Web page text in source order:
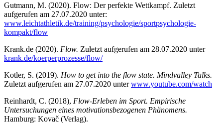
Gutmann, M. (2020). Flow: Der perfekte Wettkampf. Zuletzt
aufgerufen am 27.07.2020 unter:
www.leichtathletik.de/training/psychologie/sportpsychologie-
kompakt/flow
Krank.de (2020). Flow. Zuletzt aufgerufen am 28.07.2020 unter
krank.de/koerperprozesse/flow/
Kotler, S. (2019). How to get into the flow state. Mindvalley Talks.
Zuletzt aufgerufen am 27.07.2020 unterwww.youtube.com/watch
Reinhardt, C. (2018), Flow-Erleben im Sport. Empirische
Untersuchungen eines motivationsbezogenen Phänomens.
Hamburg: Kovač (Verlag).